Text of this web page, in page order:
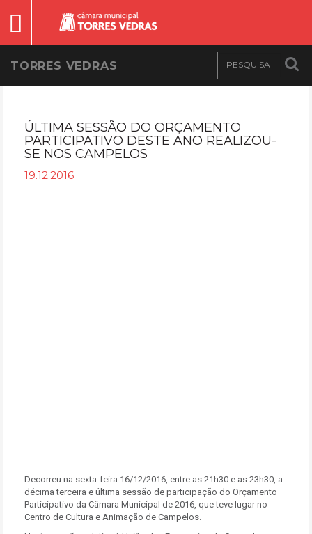
TORRES VEDRAS
ÚLTIMA SESSÃO DO ORÇAMENTO
PARTICIPATIVO DESTE ANO REALIZOU-
SE NOS CAMPELOS
19.12.2016
Decorreu na sexta-feira 16/12/2016, entre as 21h30 e as 23h30, a
décima terceira e última sessão de participação do Orçamento
Participativo da Câmara Municipal de 2016, que teve lugar no
Centro de Cultura e Animação de Campelos.